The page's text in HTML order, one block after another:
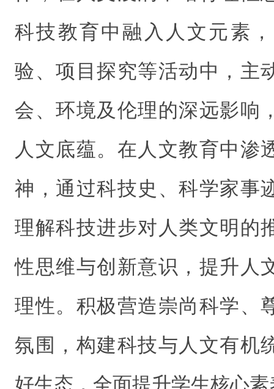
科技教育中融入人文元素
验、项目探究等活动中，主
会、环境及伦理的深远影响
人文底蕴。在人文教育中渗
神，通过科技史、科学家事
理解科技进步对人类文明的
性思维与创新意识，提升人
理性。积极营造崇尚科学、
氛围，构建科技与人文有机
好生态，全面提升学生核心素